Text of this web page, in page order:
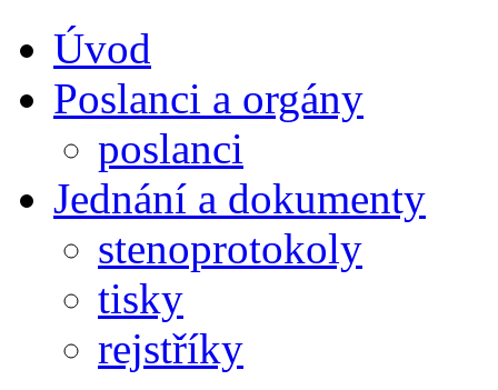
Úvod
Poslanci a orgány
poslanci
Jednání a dokumenty
stenoprotokoly
tisky
rejstříky